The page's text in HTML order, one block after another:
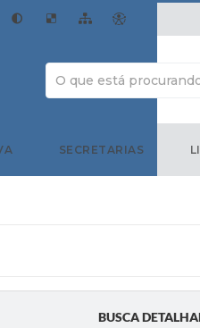
SECRETARIAS
BUSCA